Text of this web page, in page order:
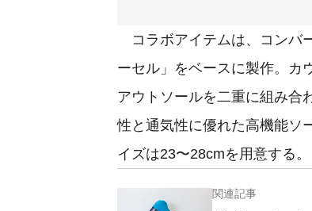
コラボアイテムは、コンバ
ーセル」をベースに製作。カ
アウトソールを二重に組み合
性と通気性に優れた高機能ソ
イズは23〜28cmを用意する。
関連記事